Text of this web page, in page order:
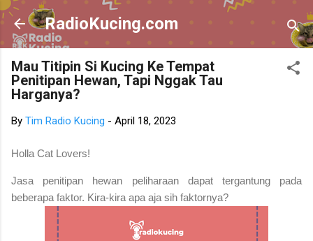
Skip to main content
RadioKucing.com
Mau Titipin Si Kucing Ke Tempat
Penitipan Hewan, Tapi Nggak Tau
Harganya?
By Tim Radio Kucing - April 18, 2023
Holla Cat Lovers!
Jasa penitipan hewan peliharaan dapat tergantung pada
beberapa faktor. Kira-kira apa aja sih faktornya?